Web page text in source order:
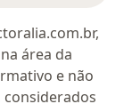
área da
e não
considerados